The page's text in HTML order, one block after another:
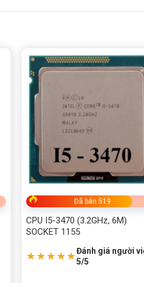
Đã bán 519
CPU I5-3470 (3.2GHz, 6M)
SOCKET 1155
★★★★★Đánh giá người
5/5